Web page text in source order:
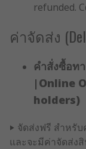
refunded.
ค่าจัดส่ง
คำสั่งซื้อท
|Online
holders)
‣ จัดส่งฟรี สำหรั
และจะมีค่าจัดส่ง